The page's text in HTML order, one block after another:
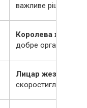
важливе рішення
Королева жезлів
добре
Лицар жезлів
скоростиглий